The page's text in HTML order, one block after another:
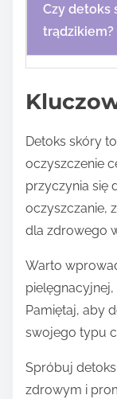
Czy detoks
trądzikiem?
Detoks skóry
oczyszczenie
przyczynia się
oczyszczanie,
dla zdrowego
Warto
Pamiętaj, aby
swojego typu
Spróbuj
zdrowym i